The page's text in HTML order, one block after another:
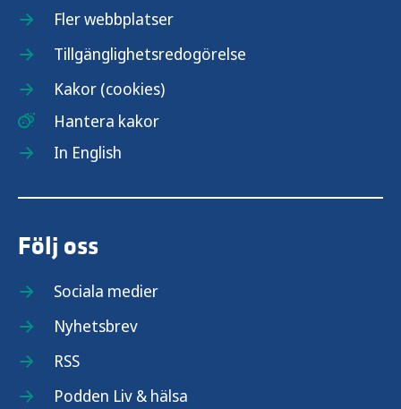
Fler webbplatser
Tillgänglighetsredogörelse
Kakor (cookies)
Hantera kakor
In English
Följ oss
Sociala medier
Nyhetsbrev
RSS
Podden Liv & hälsa